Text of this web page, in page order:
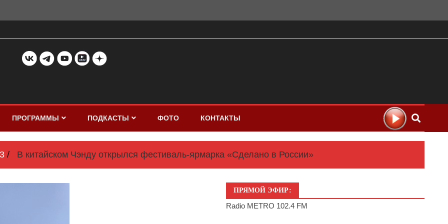
ПРОГРАММЫ ПОДКАСТЫ ФОТО КОНТАКТЫ
В китайском Чэнду открылся фестиваль-ярмарка «Сделано в России»
ПРЯМОЙ ЭФИР:
Radio METRO 102.4 FM